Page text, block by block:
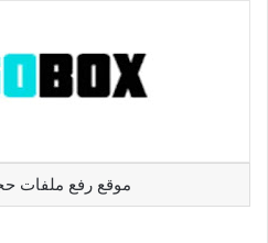
موقع رفع ملفات